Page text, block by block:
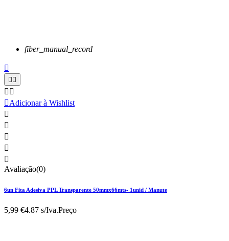
fiber_manual_record

 
 
Adicionar à Wishlist





Avaliação(0)
6un Fita Adesiva PPL Transparente 50mmx66mts- 1unid / Manute
5,99 €4.87 s/Iva.Preço